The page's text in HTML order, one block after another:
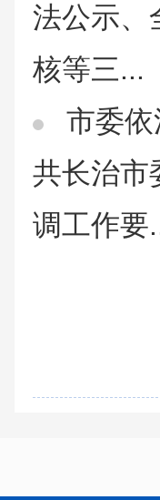
法公示、
核等三...
市委
共长治市
调工作要